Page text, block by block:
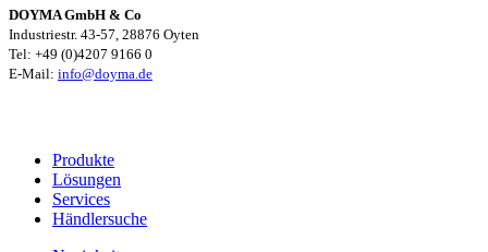
DOYMA GmbH & Co
Industriestr. 43-57, 28876 Oyten
Tel: +49 (0)4207 9166 0
E-Mail: info@doyma.de
Produkte
Lösungen
Services
Händlersuche